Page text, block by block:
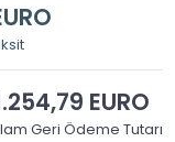
EURO
Geri Ödeme Tutarı